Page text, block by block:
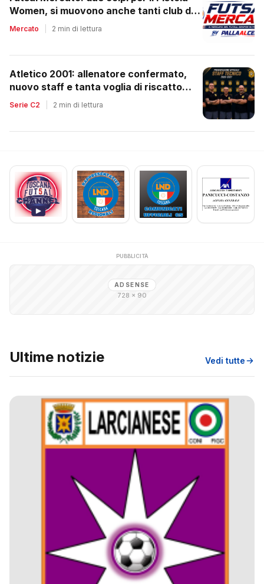
Women, si muovono anche tanti club del
regionale
Mercato 2 min di lettura
Atletico 2001: allenatore confermato,
nuovo staff e tanta voglia di riscatto
dopo la retrocessione
Serie C2 2 min di lettura
PUBBLICITÀ
ADSENSE
728 × 90
Ultime notizie Vedi tutte